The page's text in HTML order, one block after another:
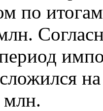
по
млн.